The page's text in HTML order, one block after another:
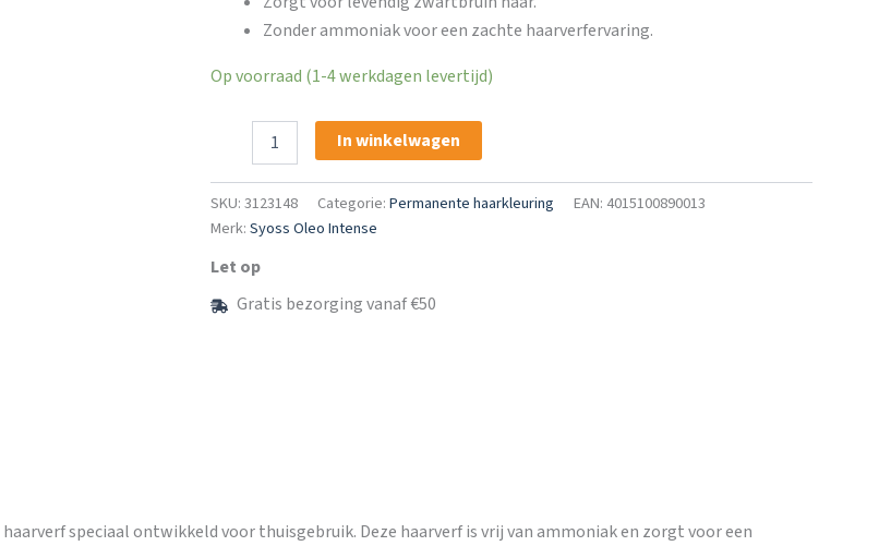
Zonder ammoniak voor een zachte haarverfervaring.
Op voorraad (1-4 werkdagen levertijd)
Haarverf
10
Zwartbruin
In winkelwagen
SKU:3123148 Categorie:Permanente haarkleuring
EAN: 4015100890013
Merk:Syoss Oleo Intense
Let op
Gratis bezorging vanaf €50
speciaal ontwikkeld voor thuisgebruik. Deze haarverf is vrij van ammoniak en zorgt voor een